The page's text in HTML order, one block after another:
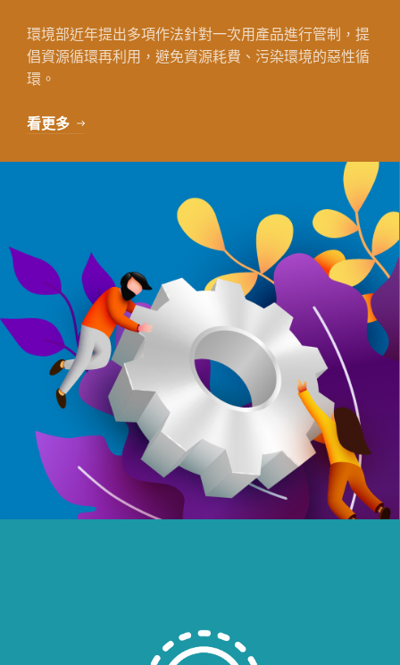
環境部近年提出多項作法針對一次用產品進行管制，提
倡資源循環再利用，避免資源耗費、污染環境的惡性循
環。
看更多